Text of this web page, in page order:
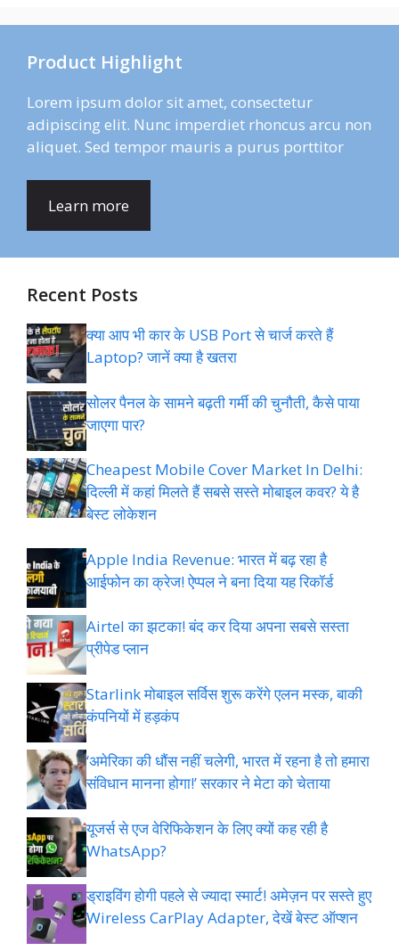
Product Highlight
Lorem ipsum dolor sit amet, consectetur
adipiscing elit. Nunc imperdiet rhoncus arcu non
aliquet. Sed tempor mauris a purus porttitor
Learn more
Recent Posts
क्या आप भी कार के USB Port से चार्ज करते हैं
Laptop? जानें क्या है खतरा
सोलर पैनल के सामने बढ़ती गर्मी की चुनौती, कैसे पाया
जाएगा पार?
Cheapest Mobile Cover Market In Delhi:
दिल्ली में कहां मिलते हैं सबसे सस्ते मोबाइल कवर? ये है
बेस्ट लोकेशन
Apple India Revenue: भारत में बढ़ रहा है
आईफोन का क्रेज! ऐप्पल ने बना दिया यह रिकॉर्ड
Airtel का झटका! बंद कर दिया अपना सबसे सस्ता
प्रीपेड प्लान
Starlink मोबाइल सर्विस शुरू करेंगे एलन मस्क, बाकी
कंपनियों में हड़कंप
‘अमेरिका की धौंस नहीं चलेगी, भारत में रहना है तो हमारा
संविधान मानना होगा!’ सरकार ने मेटा को चेताया
यूजर्स से एज वेरिफिकेशन के लिए क्यों कह रही है
WhatsApp?
ड्राइविंग होगी पहले से ज्यादा स्मार्ट! अमेज़न पर सस्ते हुए
Wireless CarPlay Adapter, देखें बेस्ट ऑप्शन